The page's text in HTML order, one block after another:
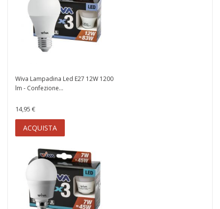
Wiva Lampadina Led E27 12W 1200
lm - Confezione...
14,95 €
ACQUISTA